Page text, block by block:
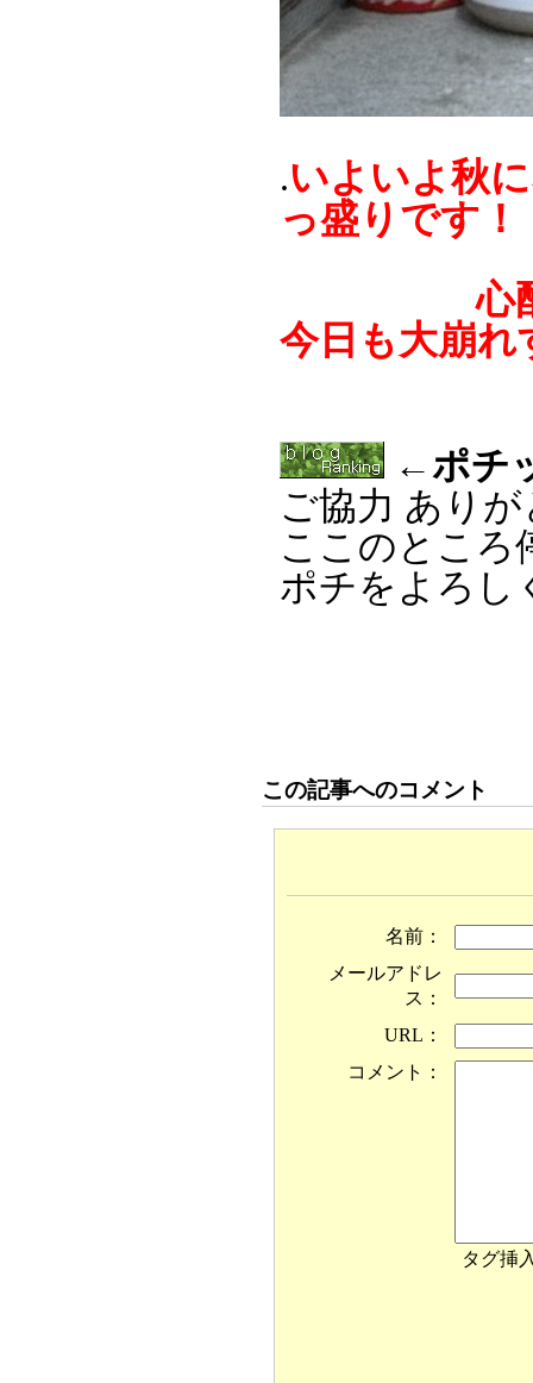
.いよいよ秋
っ盛りです！
心配され
今日も大崩れ
←ポチ
ご協力 あり
ここのとこ
ポチをよろし
この記事へのコメント
名前：
メールアドレ
ス：
URL：
コメント：
タグ挿